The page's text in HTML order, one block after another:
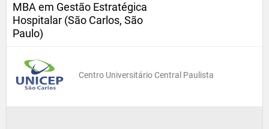
MBA em Gestão Estratégica
Hospitalar (São Carlos, São
Paulo)
Centro Universitário Central Paulista